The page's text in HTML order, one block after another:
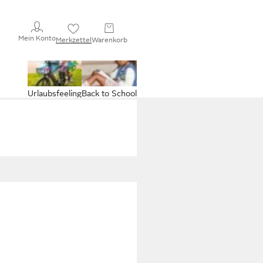
Mein KontoMerkzettelWarenkorb
Back to School
Urlaubsfeeling